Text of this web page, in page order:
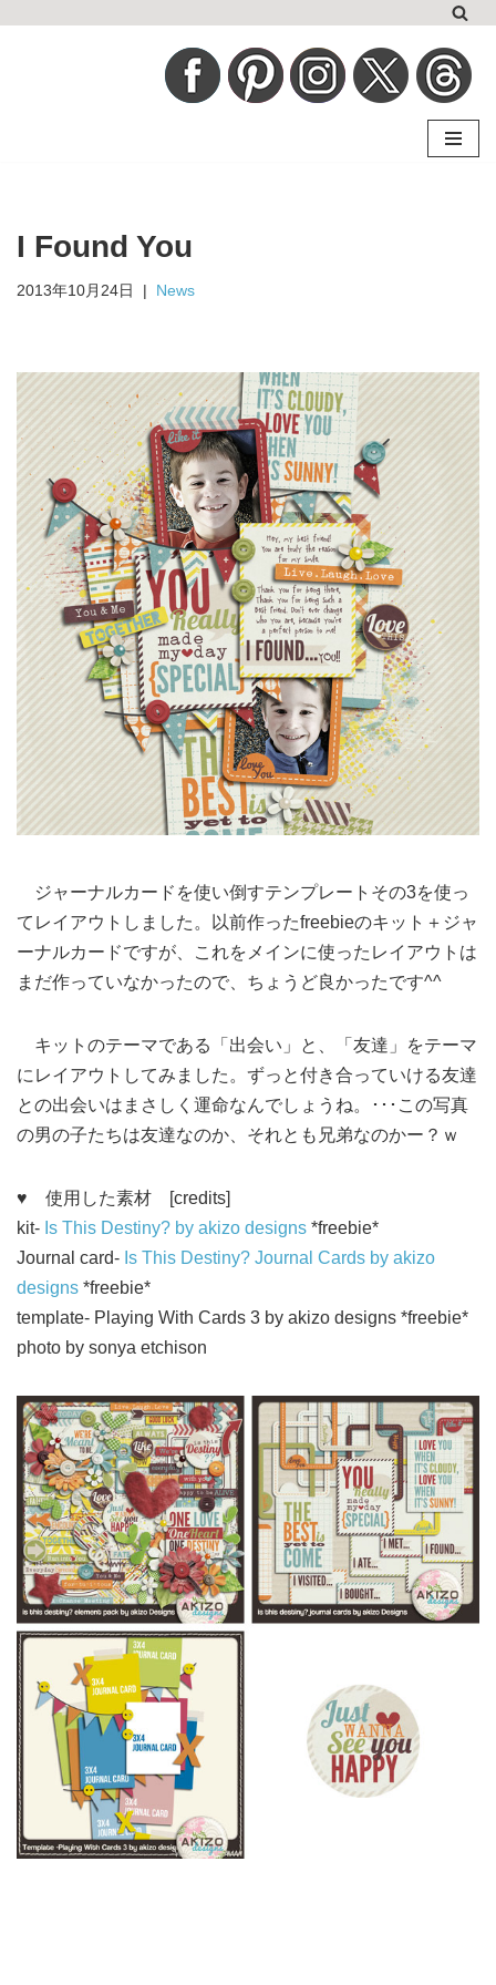
ス
ッ
I Found You
2013年10月24日 News
ジャーナルカードを使い倒すテンプレートその3を使っ
てレイアウトしました。以前作ったfreebieのキット＋ジャ
ーナルカードですが、これをメインに使ったレイアウトは
まだ作っていなかったので、ちょうど良かったです^^
キットのテーマである「出会い」と、「友達」をテーマ
にレイアウトしてみました。ずっと付き合っていける友達
との出会いはまさしく運命なんでしょうね。･･･この写真
の男の子たちは友達なのか、それとも兄弟なのかー？ｗ
♥ 使用した素材 [credits]
kit- Is This Destiny? by akizo designs *freebie*
Journal card- Is This Destiny? Journal Cards by akizo
designs *freebie*
template- Playing With Cards 3 by akizo designs *freebie*
photo by sonya etchison